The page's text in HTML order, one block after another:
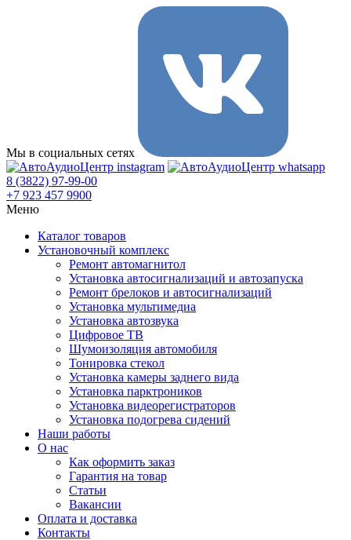
Мы в социальных сетях
8 (3822) 97-99-00
+7 923 457 9900
Меню
Каталог товаров
Установочный комплекс
Ремонт автомагнитол
Установка автосигнализаций и автозапуска
Ремонт брелоков и автосигнализаций
Установка мультимедиа
Установка автозвука
Цифровое ТВ
Шумоизоляция автомобиля
Тонировка стекол
Установка камеры заднего вида
Установка парктроников
Установка видеорегистраторов
Установка подогрева сидений
Наши работы
О нас
Как оформить заказ
Гарантия на товар
Статьи
Вакансии
Оплата и доставка
Контакты